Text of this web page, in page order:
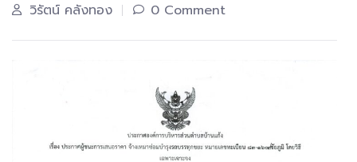
วิรัตน์ คลังทอง 0 Comment